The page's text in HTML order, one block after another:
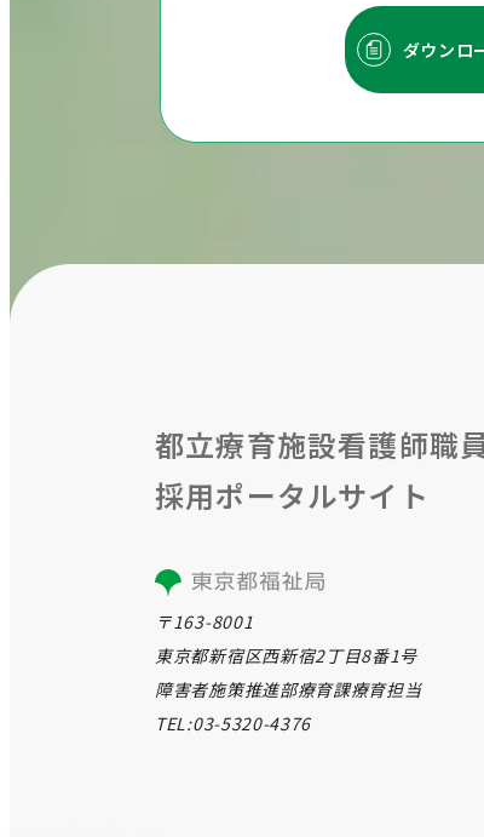
ダウンロ
都⽴療育施設看護師職員
採⽤ポータルサイト
〒163-8001
東京都新宿区西新宿2丁目8番1号
障害者施策推進部療育課療育担当
TEL:03-5320-4376